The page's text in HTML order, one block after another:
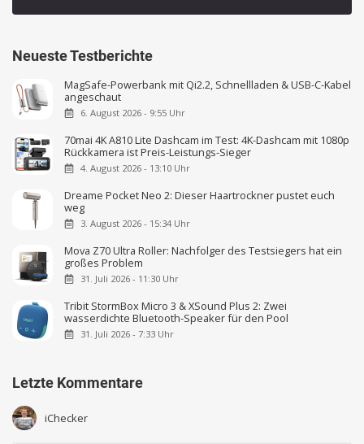
Neueste Testberichte
MagSafe-Powerbank mit Qi2.2, Schnellladen & USB-C-Kabel
angeschaut
6. August 2026 - 9:55 Uhr
70mai 4K A810 Lite Dashcam im Test: 4K-Dashcam mit 1080p
Rückkamera ist Preis-Leistungs-Sieger
4. August 2026 - 13:10 Uhr
Dreame Pocket Neo 2: Dieser Haartrockner pustet euch
weg
3. August 2026 - 15:34 Uhr
Mova Z70 Ultra Roller: Nachfolger des Testsiegers hat ein
großes Problem
31. Juli 2026 - 11:30 Uhr
Tribit StormBox Micro 3 & XSound Plus 2: Zwei
wasserdichte Bluetooth-Speaker für den Pool
31. Juli 2026 - 7:33 Uhr
Letzte Kommentare
iChecker